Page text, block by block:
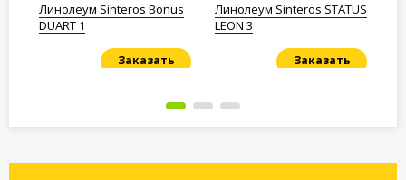
Линолеум Sinteros Bonus
DUART 1
Заказать
Линолеум Sinteros STATUS
LEON 3
Заказать